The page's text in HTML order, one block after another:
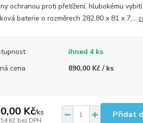
ochranou proti přetížení, hlubokému
baterie o rozměrech 282,80 x 81 x 7,...
ihned 4 ks
cena
890,00 Kč / ks
Kč/ks
Kč bez DPH
Přidat